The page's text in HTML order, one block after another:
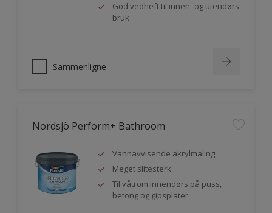
God vedheft til innen- og utendørs
bruk
Sammenligne
Nordsjö Perform+ Bathroom
Vannavvisende akrylmaling
Meget slitesterk
Til våtrom innendørs på puss,
betong og gipsplater